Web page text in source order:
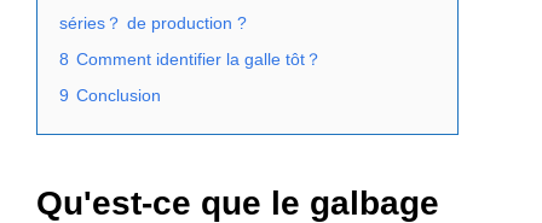
séries？ de production ?
8 Comment identifier la galle tôt？
9 Conclusion
Qu'est-ce que le galbage